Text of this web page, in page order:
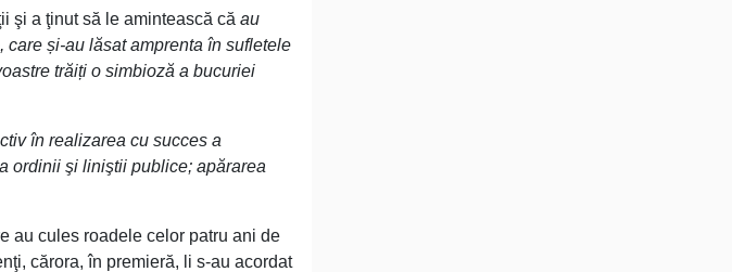
şi a ţinut să le amintească că au
și-au lăsat amprenta în sufletele
trăiți o simbioză a bucuriei
în realizarea cu succes a
ordinii şi liniştii publice; apărarea
au cules roadele celor patru ani de
cărora, în premieră, li s-au acordat